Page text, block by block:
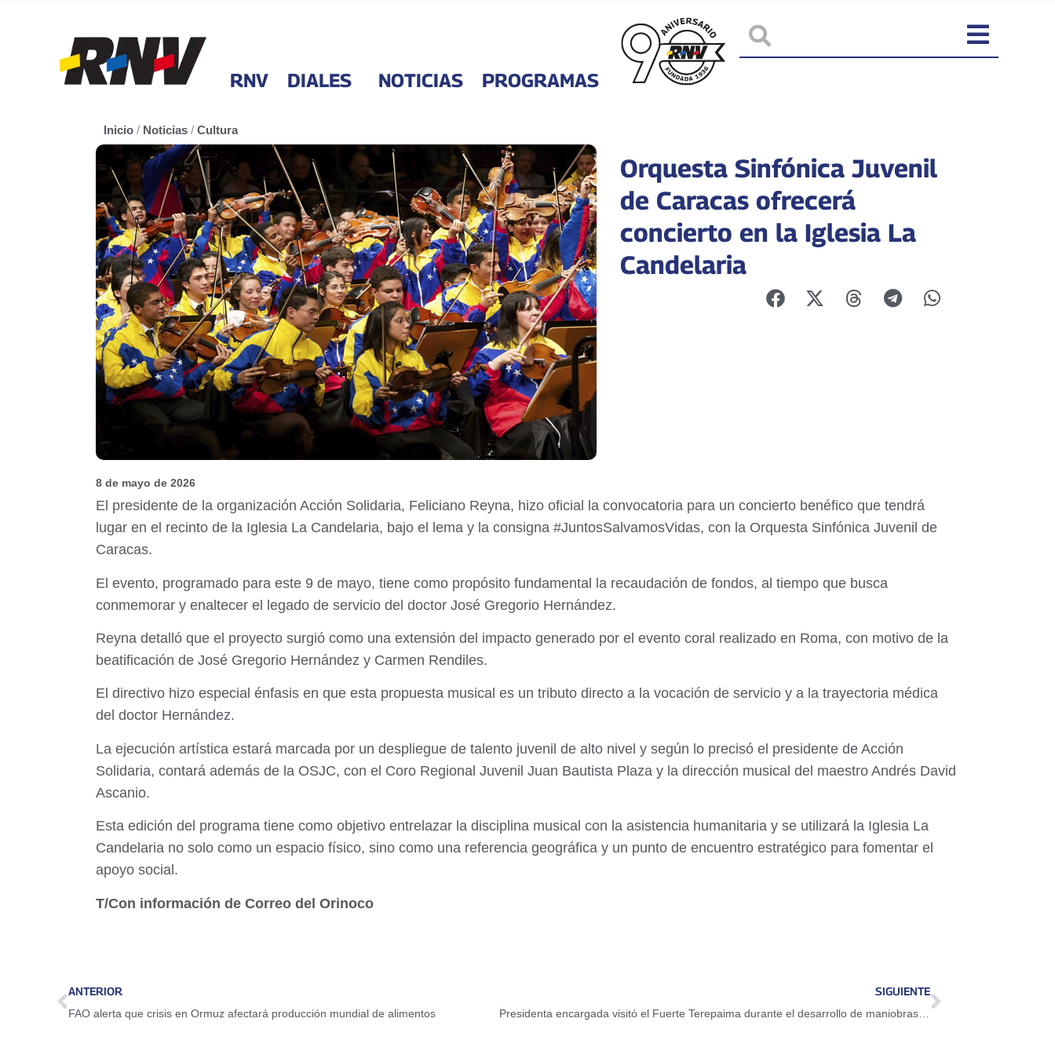
RNV DIALES NOTICIAS PROGRAMAS
Inicio / Noticias / Cultura
Orquesta Sinfónica Juvenil
de Caracas ofrecerá
concierto en la Iglesia La
Candelaria
8 de mayo de 2026
El presidente de la organización Acción Solidaria, Feliciano Reyna, hizo oficial la convocatoria para un concierto benéfico que tendrá
lugar en el recinto de la Iglesia La Candelaria, bajo el lema y la consigna #JuntosSalvamosVidas, con la Orquesta Sinfónica Juvenil de
Caracas.
El evento, programado para este 9 de mayo, tiene como propósito fundamental la recaudación de fondos, al tiempo que busca
conmemorar y enaltecer el legado de servicio del doctor José Gregorio Hernández.
Reyna detalló que el proyecto surgió como una extensión del impacto generado por el evento coral realizado en Roma, con motivo de la
beatificación de José Gregorio Hernández y Carmen Rendiles.
El directivo hizo especial énfasis en que esta propuesta musical es un tributo directo a la vocación de servicio y a la trayectoria médica
del doctor Hernández.
La ejecución artística estará marcada por un despliegue de talento juvenil de alto nivel y según lo precisó el presidente de Acción
Solidaria, contará además de la OSJC, con el Coro Regional Juvenil Juan Bautista Plaza y la dirección musical del maestro Andrés David
Ascanio.
Esta edición del programa tiene como objetivo entrelazar la disciplina musical con la asistencia humanitaria y se utilizará la Iglesia La
Candelaria no solo como un espacio físico, sino como una referencia geográfica y un punto de encuentro estratégico para fomentar el
apoyo social.
T/Con información de Correo del Orinoco
ANTERIOR
FAO alerta que crisis en Ormuz afectará producción mundial de alimentos
SIGUIENTE